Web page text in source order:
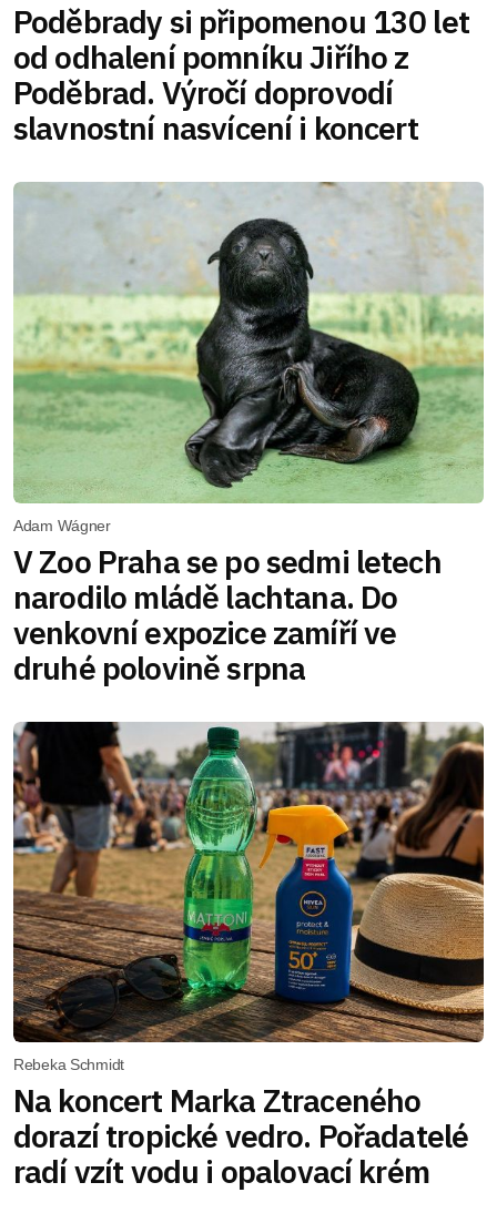
Poděbrady si připomenou 130 let
od odhalení pomníku Jiřího z
Poděbrad. Výročí doprovodí
slavnostní nasvícení i koncert
Adam Wágner
V Zoo Praha se po sedmi letech
narodilo mládě lachtana. Do
venkovní expozice zamíří ve
druhé polovině srpna
Rebeka Schmidt
Na koncert Marka Ztraceného
dorazí tropické vedro. Pořadatelé
radí vzít vodu i opalovací krém